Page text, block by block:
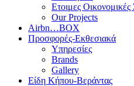
Ετοιμες
Our Projects
Airbn…BOX
Προσφορές-Εκθεσιακά
Υπηρεσίες
Brands
Gallery
Είδη Κήπου-Βεράντας